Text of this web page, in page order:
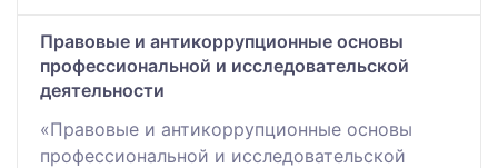
Правовые и антикоррупционные основы
профессиональной и исследовательской
деятельности
«Правовые и антикоррупционные основы
профессиональной и исследовательской